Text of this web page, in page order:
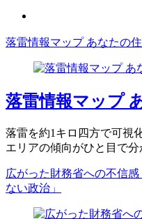
落雷情報マップ あなたの
落雷情報マップ
落雷を約1キロ四方で可視
エリアの傾向がひと目で分
広がった財務省への不信
ない政治」